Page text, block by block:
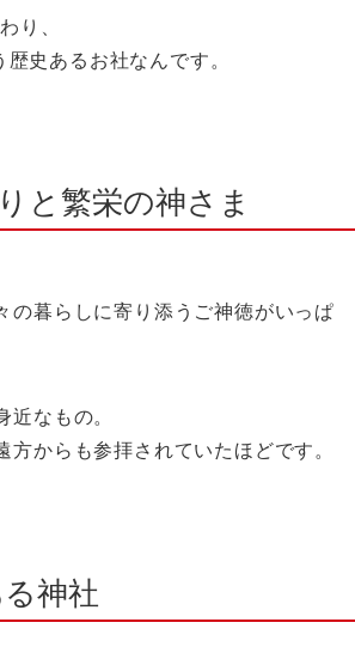
り、
史あるお社なんです。
と繁栄の神さま
の暮らしに寄り添うご神徳がいっぱ
なもの。
からも参拝されていたほどです。
神社